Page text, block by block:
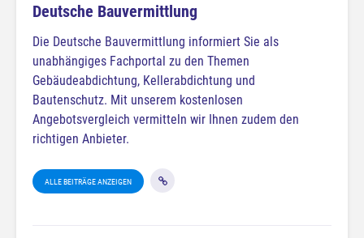
Deutsche Bauvermittlung
Die Deutsche Bauvermittlung informiert Sie als
unabhängiges Fachportal zu den Themen
Gebäudeabdichtung, Kellerabdichtung und
Bautenschutz. Mit unserem kostenlosen
Angebotsvergleich vermitteln wir Ihnen zudem den
richtigen Anbieter.
ALLE BEITRÄGE ANZEIGEN